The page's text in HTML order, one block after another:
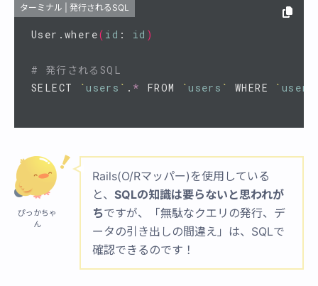
ターミナル | 発行されるSQL
User.where( id : id )
# 発行されるSQL
SELECT
`users ` . * FROM `users ` WHERE ` users
ぴっかちゃ
ん
Rails(O/Rマッパー)を使用している
と、 SQLの知識は要らないと思われが
ちですが、「無駄なクエリの発行、デ
ータの引き出しの間違え」は、SQLで
確認できるのです！